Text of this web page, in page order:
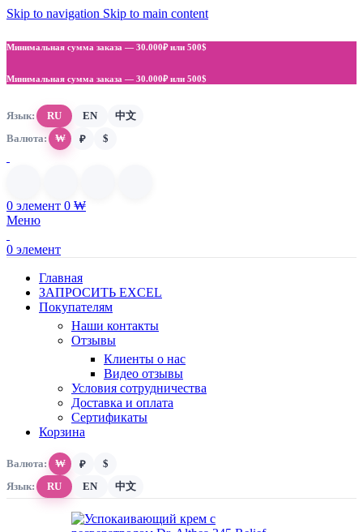
Skip to navigation Skip to main content
Минимальная сумма заказа — 30.000₽ или 500$
Минимальная сумма заказа — 30.000₽ или 500$
Язык: RU EN
中文
Валюта:
₩ ₽ $
0 элемент 0 ₩
Меню
0 элемент
Главная
ЗАПРОСИТЬ EXCEL
Покупателям
Наши контакты
Отзывы
Клиенты о нас
Видео отзывы
Условия сотрудничества
Доставка и оплата
Сертификаты
Корзина
Валюта: ₩ ₽
$
Язык:
RU EN 中文